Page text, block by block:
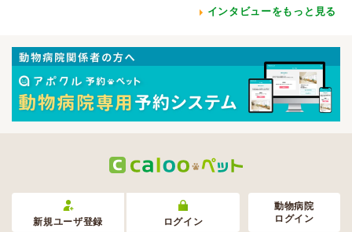
インタビューをもっと見る
新規ユーザ登録 ログイン
動物病院
ログイン